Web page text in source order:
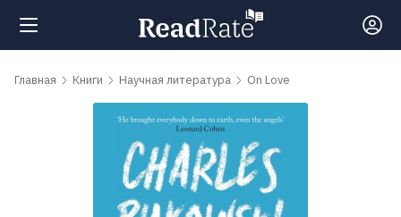
Поиск
Главная Книги Научная литература On Love